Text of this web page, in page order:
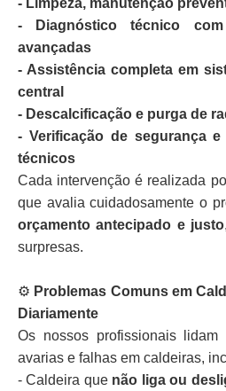
- Limpeza, manutenção
- Diagnóstico técnico
avançadas
- Assistência completa em
central
- Descalcificação e purga de
- Verificação de segurança
técnicos
Cada intervenção é realizada
que avalia cuidadosamente o
orçamento antecipado e justo
surpresas.
⚙️ Problemas Comuns em
Diariamente
Os nossos profissionais
avarias e falhas em caldeiras,
- Caldeira que não liga ou